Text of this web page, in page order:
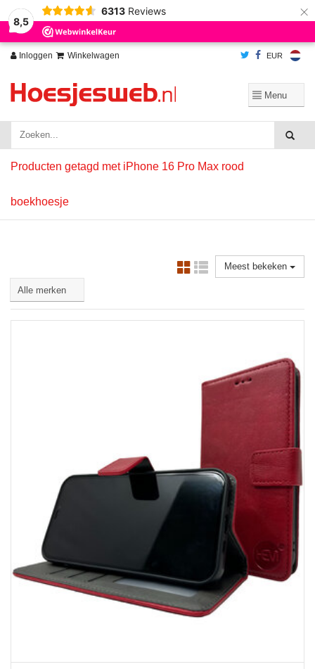
8,5
6313 Reviews ×
Inloggen Winkelwagen EUR
Producten getagd met iPhone 16 Pro Max rood
boekhoesje
Meest bekeken
Wij slaan cookies op om onze website te verbeteren. Is dat akkoord?
Ja
Nee